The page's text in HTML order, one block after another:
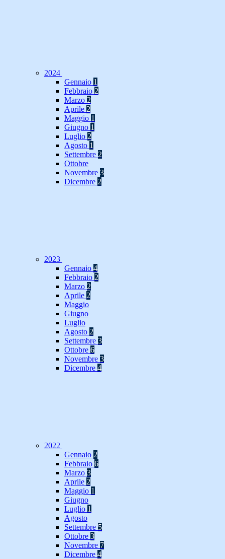
2024
Gennaio 1
Febbraio 2
Marzo 2
Aprile 2
Maggio 1
Giugno 1
Luglio 2
Agosto 1
Settembre 2
Ottobre
Novembre 3
Dicembre 2
2023
Gennaio 4
Febbraio 2
Marzo 2
Aprile 2
Maggio
Giugno
Luglio
Agosto 2
Settembre 3
Ottobre 6
Novembre 3
Dicembre 4
2022
Gennaio 2
Febbraio 6
Marzo 3
Aprile 2
Maggio 1
Giugno
Luglio 1
Agosto
Settembre 5
Ottobre 3
Novembre 7
Dicembre 4